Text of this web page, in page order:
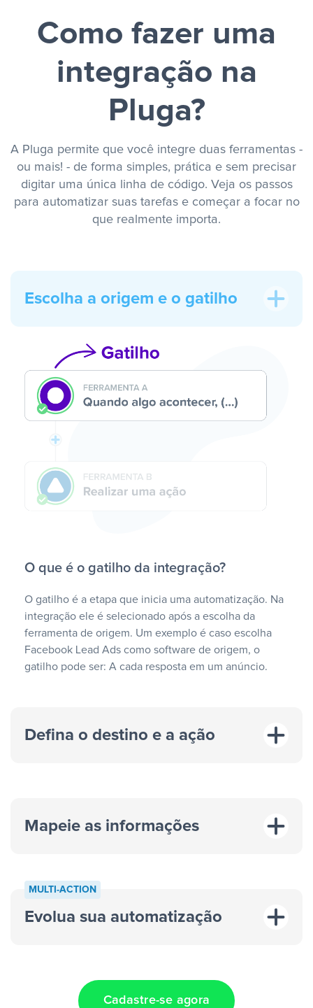
Como fazer uma
integração na
Pluga?
A Pluga permite que você integre duas ferramentas -
ou mais! - de forma simples, prática e sem precisar
digitar uma única linha de código. Veja os passos
para automatizar suas tarefas e começar a focar no
que realmente importa.
Escolha a origem e o gatilho
O que é o gatilho da integração?
O gatilho é a etapa que inicia uma automatização. Na
integração ele é selecionado após a escolha da
ferramenta de origem. Um exemplo é caso escolha
Facebook Lead Ads como software de origem, o
gatilho pode ser: A cada resposta em um anúncio.
Defina o destino e a ação
“A cada resposta em um anúncio”
Mapeie as informações
MULTI-ACTION
Evolua sua automatização
Cadastre-se agora